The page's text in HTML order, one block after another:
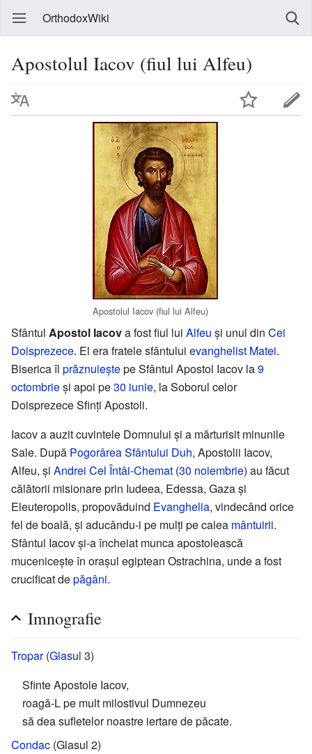
OrthodoxWiki
Apostolul Iacov (fiul lui Alfeu)
Apostolul Iacov (fiul lui Alfeu)
Sfântul Apostol Iacova fost fiul lui Alfeu și unul din Cei
Doisprezece. El era fratele sfântului evanghelist Matei.
Biserica îl prăznuieștepe Sfântul Apostol Iacov la9
octombrieși apoi pe30 iunie, la Soborul celor
Doisprezece Sfinți Apostoli.
Iacov a auzit cuvintele Domnului și a mărturisit minunile
Sale. După Pogorârea Sfântului Duh, Apostolii Iacov,
Alfeu, și Andrei Cel Întâi-Chemat (30 noiembrie) au făcut
călătorii misionare prin Iudeea, Edessa, Gaza și
Eleuteropolis, propovăduind Evanghelia, vindecând orice
fel de boală, și aducându-i pe mulți pe calea mântuirii.
Sfântul Iacov și-a încheiat munca apostolească
mucenicește în orașul egiptean Ostrachina, unde a fost
crucificat depăgâni.
Imnografie
Tropar(Glasul 3)
Sfinte Apostole Iacov,
roagă-L pe mult milostivul Dumnezeu
să dea sufletelor noastre iertare de păcate.
Condac (Glasul 2)